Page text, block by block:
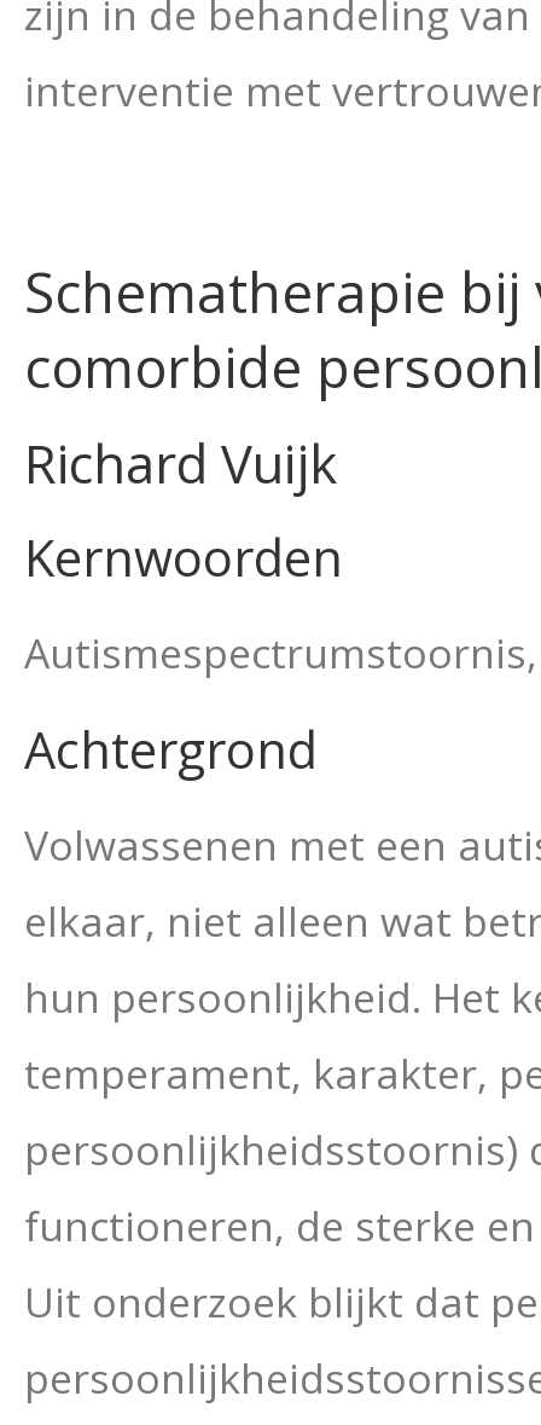
zijn in de behandeling
interventie met
Schematherapie
comorbide
Richard Vuijk
Kernwoorden
Achtergrond
Volwassenen met een
elkaar, niet alleen wat
hun persoonlijkheid. Het
temperament, karakter,
persoonlijkheidsstoornis)
functioneren, de sterke
Uit onderzoek blijkt dat